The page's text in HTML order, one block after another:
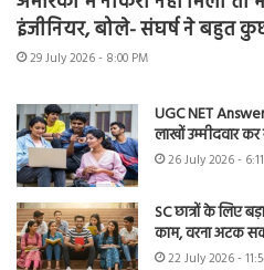
इंजीनियर, बोले- संघर्ष ने बहुत
29 July 2026 - 8:00 PM
UGC NET
लाखों उम्मीदवार कर
26 July 2026 -
SC छात्रों के लिए
काम, वरना अटक
22 July 2026 -